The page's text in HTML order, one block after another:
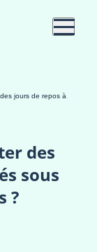
jours de repos à
des
sous
?